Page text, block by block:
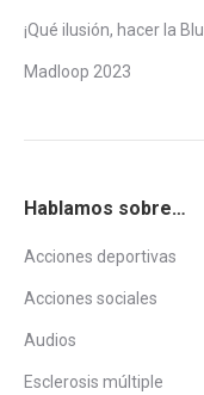
¡Qué ilusión, hacer la
Madloop 2023
Hablamos sobre…
Acciones deportivas
Acciones sociales
Audios
Esclerosis múltiple